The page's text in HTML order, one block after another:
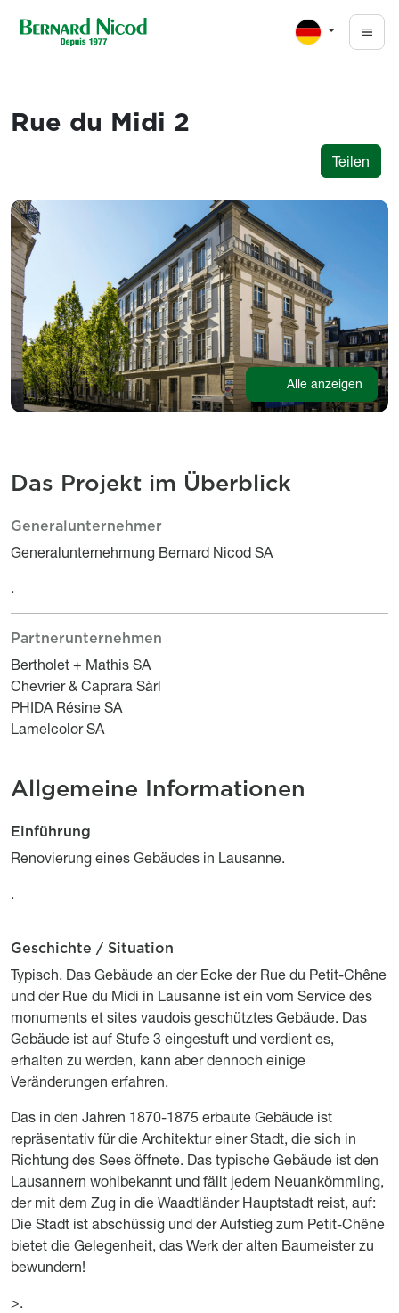
Rue du Midi 2
Teilen
Images
Alle anzeigen
Das Projekt im Überblick
Le projet en bref
Titre
Generalunternehmer
Description
Generalunternehmung Bernard Nicod SA
.
Titre
Partnerunternehmen
Description
Bertholet + Mathis SA
Chevrier & Caprara Sàrl
PHIDA Résine SA
Lamelcolor SA
Allgemeine Informationen
Description
Titre
Einführung
Description
Renovierung eines Gebäudes in Lausanne.
.
Titre
Geschichte / Situation
Description
Typisch. Das Gebäude an der Ecke der Rue du Petit-Chêne
und der Rue du Midi in Lausanne ist ein vom Service des
monuments et sites vaudois geschütztes Gebäude. Das
Gebäude ist auf Stufe 3 eingestuft und verdient es,
erhalten zu werden, kann aber dennoch einige
Veränderungen erfahren.
Das in den Jahren 1870-1875 erbaute Gebäude ist
repräsentativ für die Architektur einer Stadt, die sich in
Richtung des Sees öffnete. Das typische Gebäude ist den
Lausannern wohlbekannt und fällt jedem Neuankömmling,
der mit dem Zug in die Waadtländer Hauptstadt reist, auf:
Die Stadt ist abschüssig und der Aufstieg zum Petit-Chêne
bietet die Gelegenheit, das Werk der alten Baumeister zu
bewundern!
>.